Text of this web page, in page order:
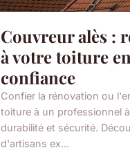
Couvreur alès :
à votre toiture
confiance
Confier la rénovation ou
toiture à un professionnel
durabilité et sécurité.
d'artisans ex...